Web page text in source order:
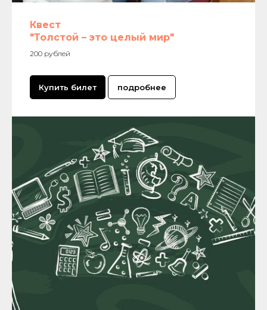
Квест
"Толстой – это целый мир"
200 рублей
Купить билет подробнее